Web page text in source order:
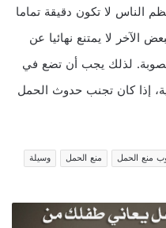
لأن معظم الناس لا تكون دقيقة تماما
الآخر لا يمتنع نهائيا عن
لذلك يجب أن تضع في
إذا كان تجنب حدوث الحمل
منع الحمل منع الحمل وسيلة